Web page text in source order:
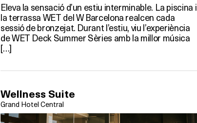
Eleva la sensació d’un estiu interminable. La piscina i
la terrassa WET del W Barcelona realcen cada
sessió de bronzejat. Durant l’estiu, viu l’experiència
de WET Deck Summer Sèries amb la millor música
[…]
Wellness Suite
Grand Hotel Central